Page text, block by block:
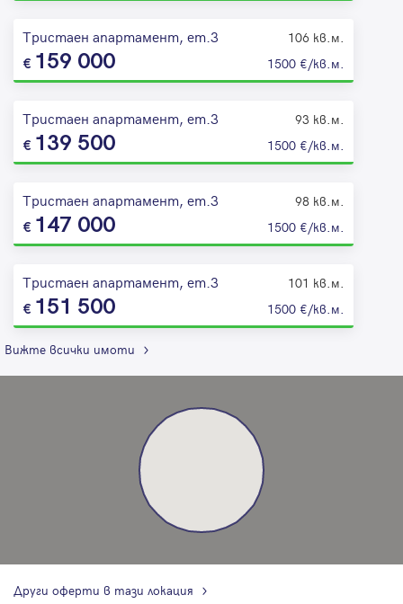
Тристаен апартамент, ет.3 106 кв.м.
159 000 1500 €/кв.м.
Тристаен апартамент, ет.3 93 кв.м.
139 500 1500 €/кв.м.
Тристаен апартамент, ет.3 98 кв.м.
147 000 1500 €/кв.м.
Тристаен апартамент, ет.3 101 кв.м.
151 500 1500 €/кв.м.
Вижте всички имоти
Други оферти в тази локация